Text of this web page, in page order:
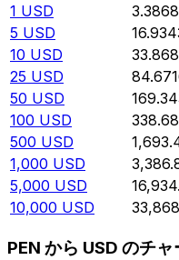
1 USD
5 USD
10 USD
25 USD
50 USD
100 USD
500 USD
1,000 USD
5,000 USD
10,000 USD
PEN から USD のチャ